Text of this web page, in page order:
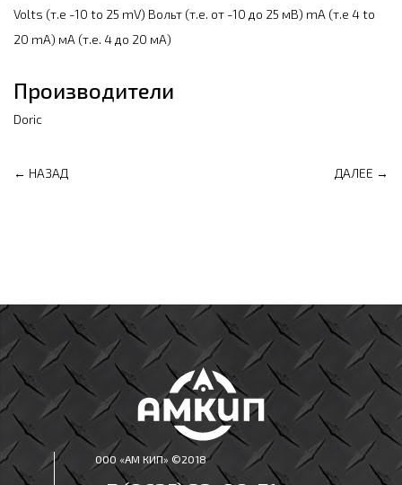
Volts (т.е -10 to 25 mV) Вольт (т.е. от -10 до 25 мВ) mA (т.е 4 to
20 mA) мА (т.е. 4 до 20 мА)
Производители
Doric
← НАЗАД ДАЛЕЕ →
ООО «АМ КИП» ©2018